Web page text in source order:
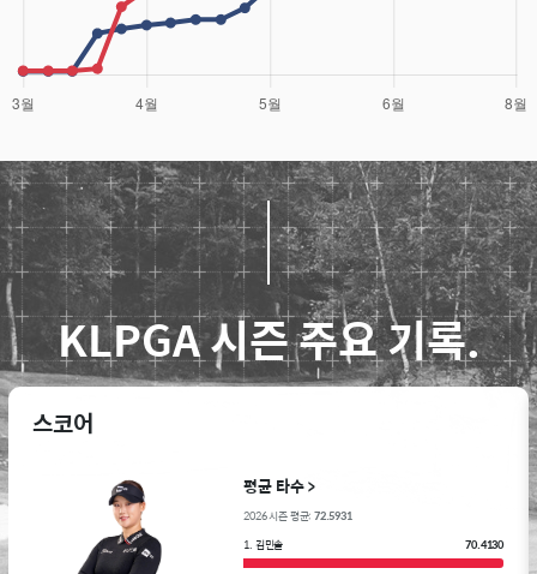
KLPGA 시즌 주요 기록.
스코어
평균 타수 >
2026 시즌 평균:72.5931
1. 김민솔
70.4130